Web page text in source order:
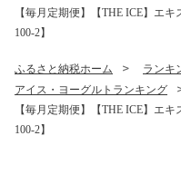
【毎月定期便】【THE ICE】エ
100-2】
ふるさと納税ホーム ランキ
アイス・ヨーグルトランキング
【毎月定期便】【THE ICE】エ
100-2】